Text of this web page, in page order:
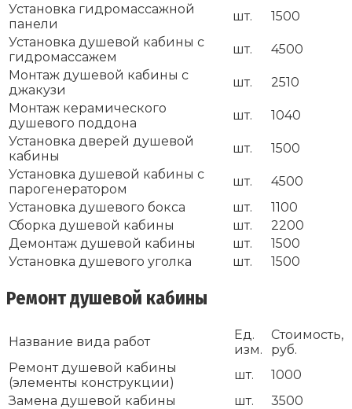
Установка гидромассажной
панели
шт.
1500
Установка душевой кабины с
гидромассажем
шт.
4500
Монтаж душевой кабины с
джакузи
шт.
2510
Монтаж керамического
душевого поддона
шт.
1040
Установка дверей душевой
кабины
шт.
1500
Установка душевой кабины с
парогенератором
шт.
4500
Установка душевого бокса
шт.
1100
Сборка душевой кабины
шт.
2200
Демонтаж душевой кабины
шт.
1500
Установка душевого уголка
шт. 1500
Ремонт душевой кабины
Название вида работ
Ед.
изм.
Стоимость,
руб.
Ремонт душевой кабины
(элементы конструкции)
шт.
1000
Замена душевой кабины
шт.
3500